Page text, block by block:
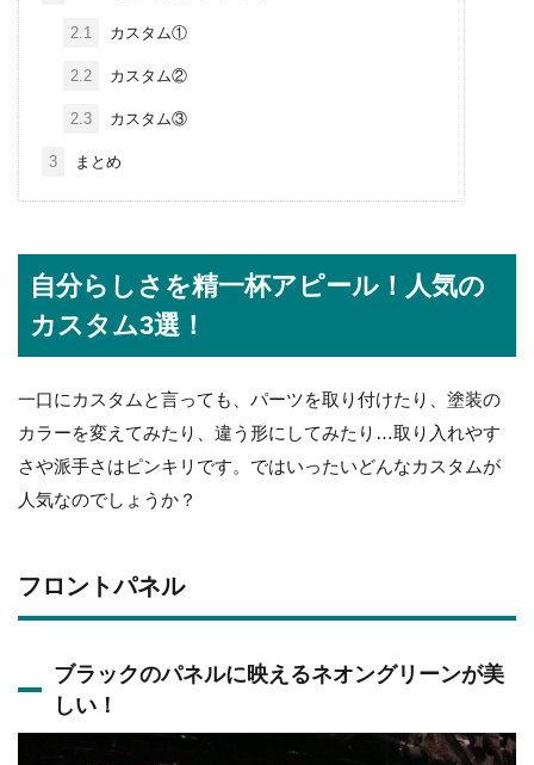
2.1 カスタム①
2.2 カスタム②
2.3 カスタム③
3 まとめ
自分らしさを精一杯アピール！人気の
カスタム3選！
一口にカスタムと言っても、パーツを取り付けたり、塗装の
カラーを変えてみたり、違う形にしてみたり…取り入れやす
さや派手さはピンキリです。ではいったいどんなカスタムが
人気なのでしょうか？
フロントパネル
ブラックのパネルに映えるネオングリーンが美
しい！